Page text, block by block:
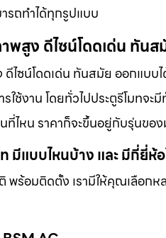
รถทำได้ทุกรูปแบบ
พสูง ดีไซน์โดดเด่น ทัน
ไซน์โดดเด่น ทันสมัย ออกแบบ
รใช้งาน โดยทั่วไปประตูรีโมท
ที่ไหน ราคาก็จะขึ้นอยู่กับรุ่นขอ
มีแบบไหนบ้าง และ มีกี่ยี่ห้
พร้อมติดตั้ง เรามีให้คุณเลือก